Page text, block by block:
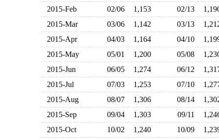
2015-Feb
02/06 1,153 02/13
2015-Mar
03/06 1,142 03/13
2015-Apr
04/03 1,164 04/10
2015-May
05/01 1,200 05/08
2015-Jun
06/05 1,274 06/12
2015-Jul
07/03 1,253 07/10
2015-Aug
08/07 1,306 08/14
2015-Sep
09/04 1,303 09/11
2015-Oct
10/02 1,240 10/09